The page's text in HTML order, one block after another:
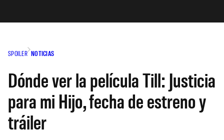
SPOILER NOTICIAS
Dónde ver la película Till: Justicia
para mi Hijo, fecha de estreno y
tráiler